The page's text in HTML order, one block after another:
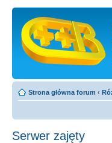
Strona główna forum ‹
Serwer zajęty